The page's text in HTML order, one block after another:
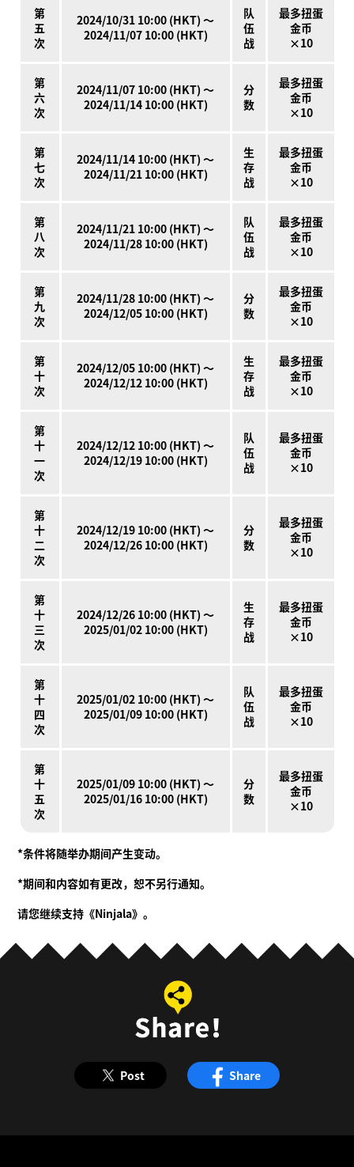
第
五
次
2024/10/31 10:00 (HKT) ～
2024/11/07 10:00 (HKT)
队
伍
战
最多扭蛋
金币
×10
第
六
次
2024/11/07 10:00 (HKT) ～
2024/11/14 10:00 (HKT)
分
数
最多扭蛋
金币
×10
第
七
次
2024/11/14 10:00 (HKT) ～
2024/11/21 10:00 (HKT)
生
存
战
最多扭蛋
金币
×10
第
八
次
2024/11/21 10:00 (HKT) ～
2024/11/28 10:00 (HKT)
队
伍
战
最多扭蛋
金币
×10
第
九
次
2024/11/28 10:00 (HKT) ～
2024/12/05 10:00 (HKT)
分
数
最多扭蛋
金币
×10
第
十
次
2024/12/05 10:00 (HKT) ～
2024/12/12 10:00 (HKT)
生
存
战
最多扭蛋
金币
×10
第
十
一
次
2024/12/12 10:00 (HKT) ～
2024/12/19 10:00 (HKT)
队
伍
战
最多扭蛋
金币
×10
第
十
二
次
2024/12/19 10:00 (HKT) ～
2024/12/26 10:00 (HKT)
分
数
最多扭蛋
金币
×10
第
十
三
次
2024/12/26 10:00 (HKT) ～
2025/01/02 10:00 (HKT)
生
存
战
最多扭蛋
金币
×10
第
十
四
次
2025/01/02 10:00 (HKT) ～
2025/01/09 10:00 (HKT)
队
伍
战
最多扭蛋
金币
×10
第
十
五
次
2025/01/09 10:00 (HKT) ～
2025/01/16 10:00 (HKT)
分
数
最多扭蛋
金币
×10
*条件将随举办期间产生变动。
*期间和内容如有更改，恕不另行通知。
请您继续支持《Ninjala》。
Post Share